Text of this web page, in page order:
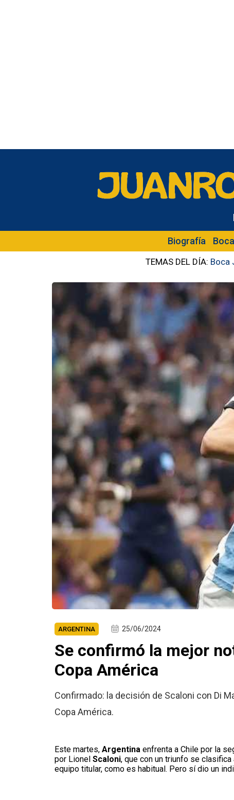
Biografía
TEMAS DEL DÍA: Boca
ARGENTINA 25/06/2024
Se confirmó la mejor
Copa América
Confirmado: la decisión de Scaloni con Di
Copa América.
Este martes,Argentinaenfrenta a Chile por la
por LionelScaloni, que con un triunfo se
equipo titular, como es habitual. Pero sí dio un